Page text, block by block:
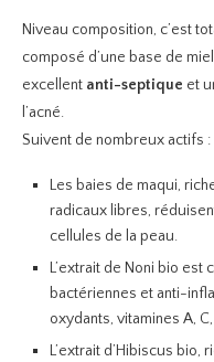
Niveau composition, c’est
composé d’une base de
excellent anti-septique et
l’acné.
Suivent de nombreux actifs :
Les baies de maqui,
radicaux libres,
cellules de la peau.
L’extrait de Noni bio
bactériennes et anti-
oxydants, vitamines A,
L’extrait d’Hibiscus bio,